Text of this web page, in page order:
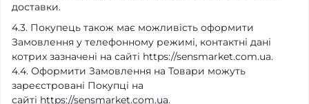
доставки.
4.3. Покупець також має можливість оформити
Замовлення у телефонному режимі, контактні дані
котрих зазначені на сайті https://sensmarket.com.ua.
4.4. Оформити Замовлення на Товари можуть
зареєстровані Покупці на
сайті https://sensmarket.com.ua.